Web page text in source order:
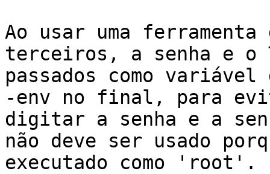
Ao usar uma ferramenta
terceiros, a senha e o
passados como
-env no final, para
digitar a senha e a
não deve ser usado
executado como 'root'.